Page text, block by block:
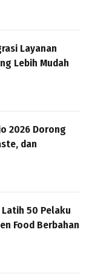
Layanan
Lebih Mudah
2026 Dorong
dan
50 Pelaku
Food Berbahan